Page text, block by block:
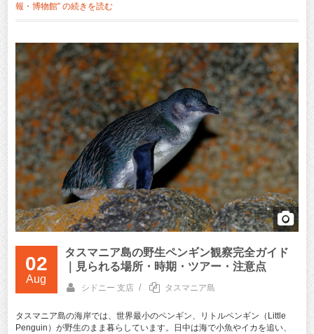
報・博物館” の続きを読む
02
Aug
タスマニア島の野生ペンギン観察完全ガイド
｜見られる場所・時期・ツアー・注意点
シドニー 支店 / タスマニア島
タスマニア島の海岸では、世界最小のペンギン、リトルペンギン（Little
Penguin）が野生のまま暮らしています。日中は海で小魚やイカを追い、